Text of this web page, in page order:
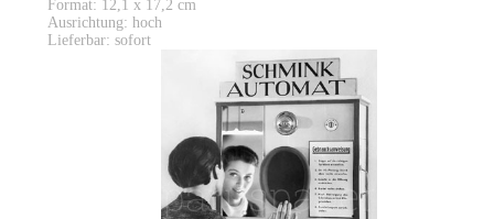
Format: 12,1 x 17,2 cm
Ausrichtung: hoch
Lieferbar: sofort